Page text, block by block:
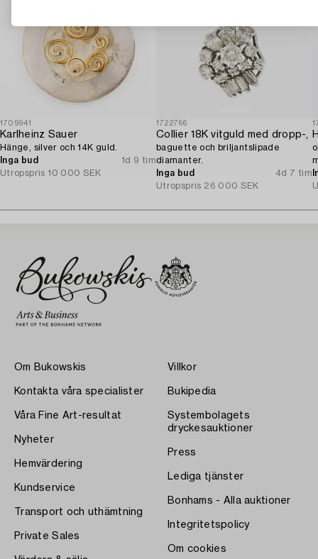
1709941
Karlheinz Sauer
Hänge, silver och 14K guld.
Inga bud
1d 9 tim
Utropspris 10 000 SEK
1722766
Collier 18K vitguld med dropp-,
baguette och briljantslipade
diamanter.
Inga bud
4d 7 tim
Utropspris 26 000 SEK
Om Bukowskis
Kontakta våra specialister
Våra Fine Art-resultat
Nyheter
Hemvärdering
Kundservice
Transport och uthämtning
Private Sales
Villkor
Bukipedia
Systembolagets
dryckesauktioner
Press
Lediga tjänster
Bonhams - Alla auktioner
Integritetspolicy
Om cookies